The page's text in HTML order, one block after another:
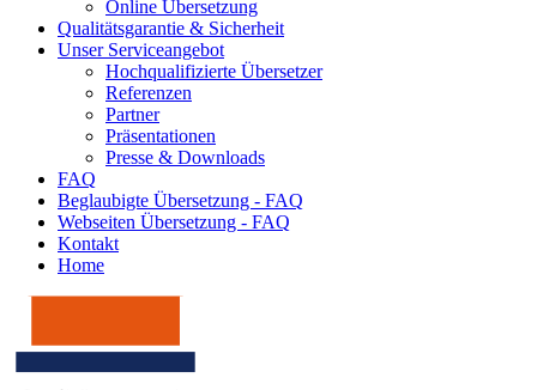
Online Übersetzung
Qualitätsgarantie & Sicherheit
Unser Serviceangebot
Hochqualifizierte Übersetzer
Referenzen
Partner
Präsentationen
Presse & Downloads
FAQ
Beglaubigte Übersetzung - FAQ
Webseiten Übersetzung - FAQ
Kontakt
Home